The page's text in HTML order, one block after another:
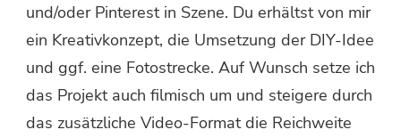
und/oder Pinterest in Szene. Du erhältst von mir
ein Kreativkonzept, die Umsetzung der DIY-Idee
und ggf. eine Fotostrecke. Auf Wunsch setze ich
das Projekt auch filmisch um und steigere durch
das zusätzliche Video-Format die Reichweite